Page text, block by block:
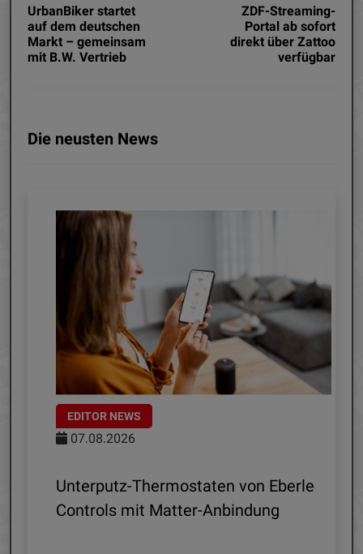
UrbanBiker startet
auf dem deutschen
Markt – gemeinsam
mit B.W. Vertrieb
ZDF-Streaming-
Portal ab sofort
direkt über Zattoo
verfügbar
Die neusten News
EDITOR NEWS
07.08.2026
Unterputz-Thermostaten von Eberle
Controls mit Matter-Anbindung